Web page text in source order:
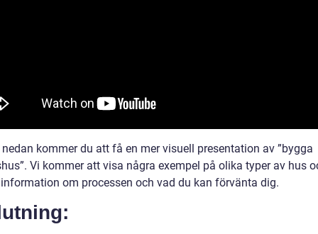
kommer du att få en mer visuell presentation av ”bygga
Vi kommer att visa några exempel på olika typer av hus
om processen och vad du kan förvänta dig.